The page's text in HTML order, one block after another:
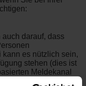
darauf, dass
es nützlich sein,
stehen (dies ist
Meldekanal